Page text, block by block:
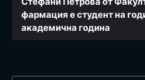
фармация e студент на
академична година